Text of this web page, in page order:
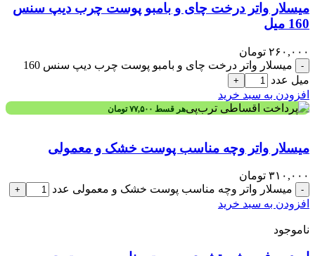
میسلار واتر درخت چای و بامبو پوست چرب دیپ سنس
160 میل
۲۶۰,۰۰۰ تومان
-
میسلار واتر درخت چای و بامبو پوست چرب دیپ سنس 160
میل عدد
+
افزودن به سبد خرید
هر قسط ۷۷,۵۰۰ تومان
میسلار واتر وچه مناسب پوست خشک و معمولی
۳۱۰,۰۰۰ تومان
- میسلار واتر وچه مناسب پوست خشک و معمولی عدد +
افزودن به سبد خرید
ناموجود